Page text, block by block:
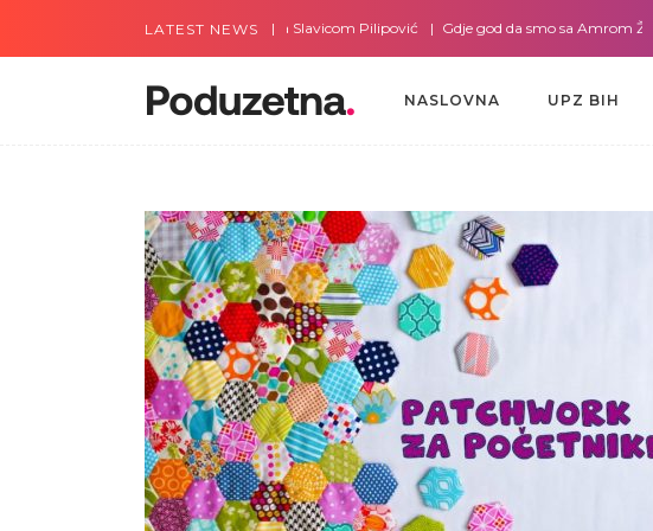
LATEST NEWS
Gdje god da smo sa Slavicom Pilipović Gdje god da smo sa Amrom Žužić-
NASLOVNA UPZ BIH
NASLOVNA UPZ BIH